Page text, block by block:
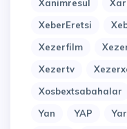
Xanimresul
XeberEretsi
Xezerfilm
Xezertv
Xosbextsabahalar
Yan
YAP